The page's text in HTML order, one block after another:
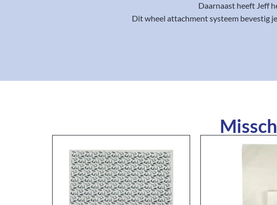
Daarnaast heeft Jeff
Dit wheel attachment systeem bevestig